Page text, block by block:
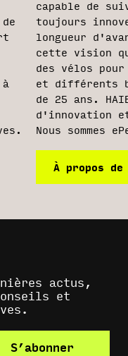
capable de
toujours
longueur
cette vision
des vélos
et différents
de 25 ans.
d'innovation
Nous sommes
À propos de
actus,
et
S’abonner